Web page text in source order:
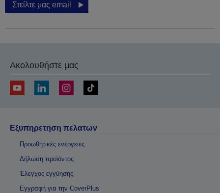
Στείλτε μας email
Ακολουθήστε μας
Εξυπηρετηση πελατων
Προωθητικές ενέργειες
Δήλωση προϊόντος
Έλεγχος εγγύησης
Εγγραφή για την CoverPlus